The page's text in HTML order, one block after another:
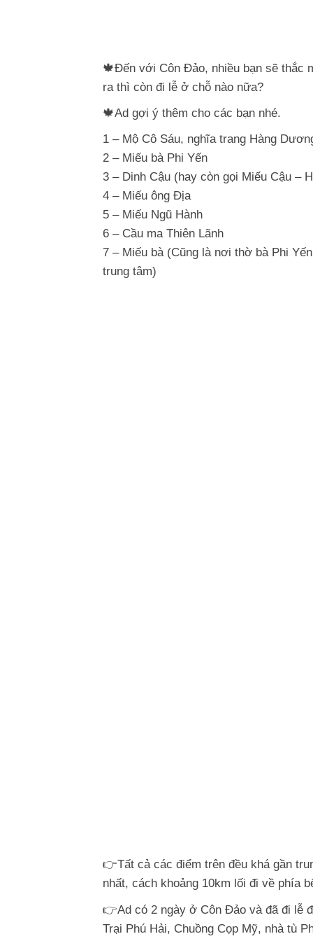
🍁Đến với Côn Đảo, nhiều bạn sẽ thắc
ra thì còn đi lễ ở chỗ nào nữa?
🍁Ad gợi ý thêm cho các bạn nhé.
1 – Mộ Cô Sáu, nghĩa trang Hàng
2 – Miếu bà Phi Yến
3 – Dinh Cậu (hay còn gọi Miếu Cậu –
4 – Miếu ông Địa
5 – Miếu Ngũ Hành
6 – Cầu ma Thiên Lãnh
7 – Miếu bà (Cũng là nơi thờ bà Phi
trung tâm)
👉Tất cả các điểm trên đều khá gần
nhất, cách khoảng 10km lối đi về phía
👉Ad có 2 ngày ở Côn Đảo và đã đi lễ
Trại Phú Hải, Chuồng Cọp Mỹ, nhà tù